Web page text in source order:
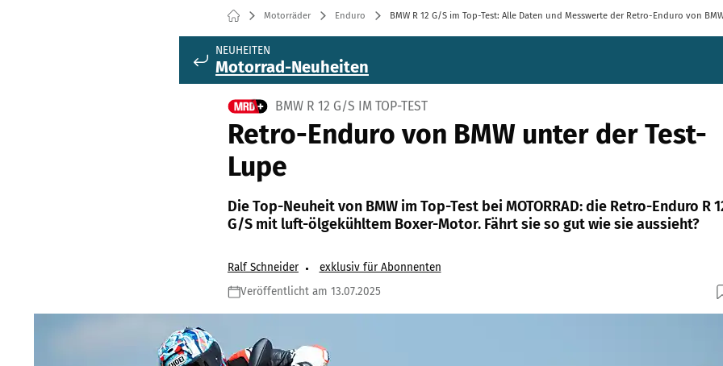
Motorräder Enduro BMW R 12 G/S im Top-Test: Alle Daten und Messwerte der Retro-Enduro von
NEUHEITEN
Motorrad-Neuheiten
BMW R 12 G/S IM TOP-TEST
Retro-Enduro von BMW unter der Test-
Lupe
Die Top-Neuheit von BMW im Top-Test bei MOTORRAD: die Retro-Enduro R
G/S mit luft-ölgekühltem Boxer-Motor. Fährt sie so gut wie sie aussieht?
Ralf Schneider
exklusiv für Abonnenten
Veröffentlicht am 13.07.2025